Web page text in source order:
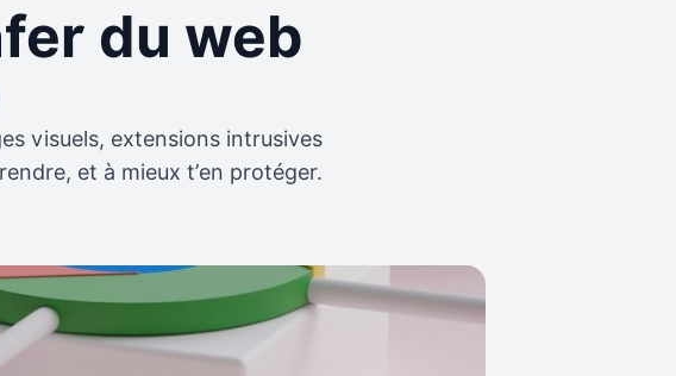
du web
visuels, extensions intrusives
et à mieux t’en protéger.